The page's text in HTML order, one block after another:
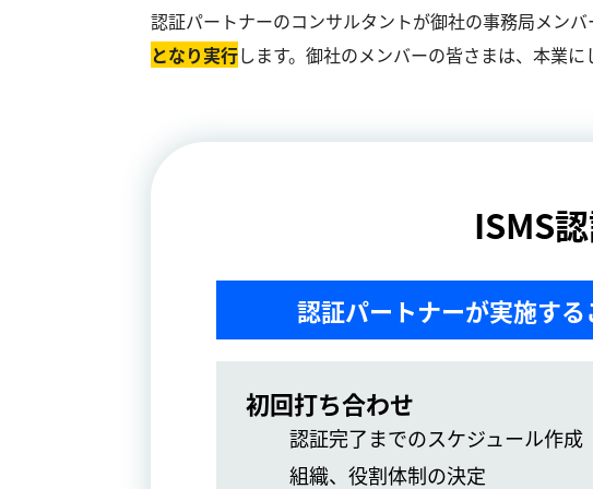
認証パートナーのコンサルタントが御社の事務局メンバ
となり実⾏します。御社のメンバーの皆さまは、本業に
ISMS
認証パートナーが実施する
初回打ち合わせ
認証完了までのスケジュール作成
組織、役割体制の決定